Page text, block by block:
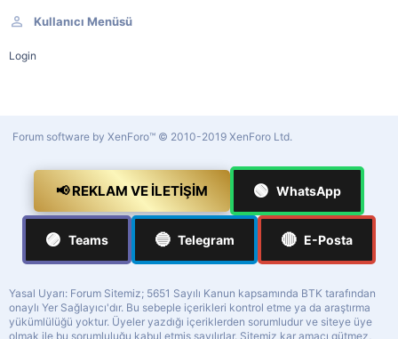
Kullanıcı Menüsü
Login
Forum software by XenForo™ © 2010-2019 XenForo Ltd.
📢 REKLAM VE İLETIŞIM 🟢 WhatsApp
🟣 Teams 🔵 Telegram 🔴 E-Posta
Yasal Uyarı: Forum Sitemiz; 5651 Sayılı Kanun kapsamında BTK tarafından
onaylı Yer Sağlayıcı'dır. Bu sebeple içerikleri kontrol etme ya da araştırma
yükümlülüğü yoktur. Üyeler yazdığı içeriklerden sorumludur ve siteye üye
olmak ile bu sorumluluğu kabul etmiş sayılırlar. Sitemiz kar amacı gütmez,